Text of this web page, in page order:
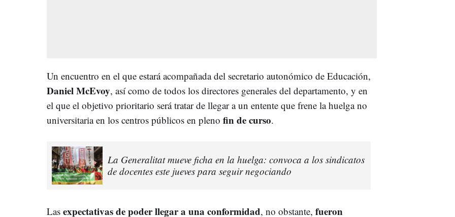
Un encuentro en el que estará acompañada del secretario autonómico de Educación,
Daniel McEvoy, así como de todos los directores generales del departamento, y en
el que el objetivo prioritario será tratar de llegar a un entente que frene la huelga no
universitaria en los centros públicos en pleno fin de curso.
La Generalitat mueve ficha en la huelga: convoca a los sindicatos
de docentes este jueves para seguir negociando
Las expectativas de poder llegar a una conformidad, no obstante, fueron